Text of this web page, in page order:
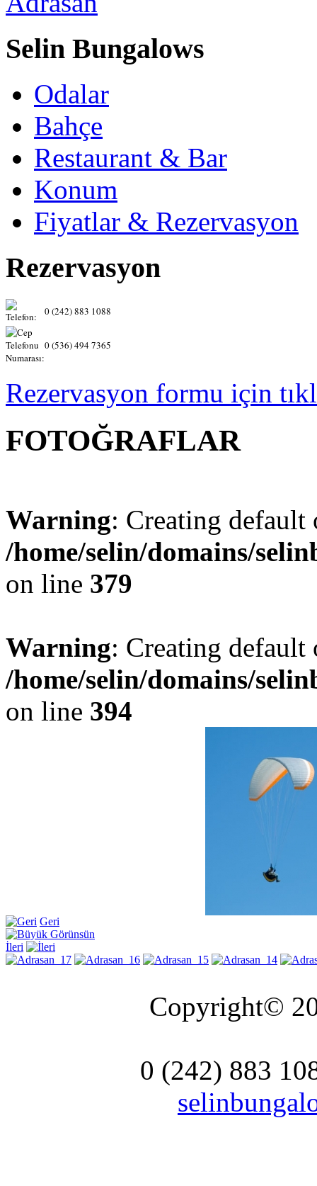
Selin Bungalows
Odalar
Bahçe
Restaurant & Bar
Konum
Fiyatlar & Rezervasyon
Rezervasyon
0 (242) 883 1088
0 (536) 494 7365
Rezervasyon formu için
FOTOĞRAFLAR
Warning: Creating
/home/selin/domains/
on line 379
Warning: Creating
/home/selin/domains/
on line 394
Geri
İleri
Copyright©
0 (242) 883